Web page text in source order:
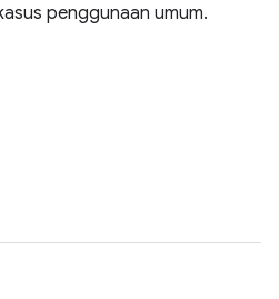
penggunaan umum.